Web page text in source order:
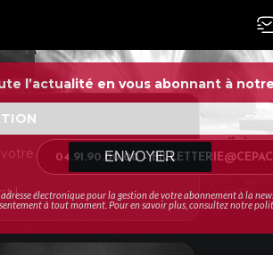
l’actualité en vous abonnant à
ENVOYER
électronique pour la gestion de votre abonnement à la
à tout moment. Pour en savoir plus, consultez notre
!
04.91.90.00.00 –